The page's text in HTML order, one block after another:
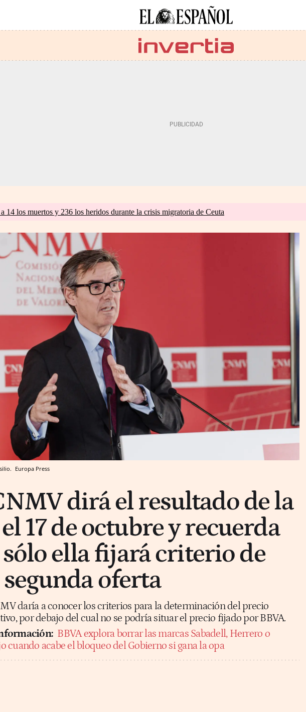
14 los muertos y 236 los heridos durante la crisis migratoria de Ceuta
Europa Press
dirá el resultado de la
17 de octubre y recuerda
ella fijará criterio de
oferta
daría a conocer los criterios para la determinación del precio
por debajo del cual no se podría situar el precio fijado por BBVA.
BBVA explora borrar las marcas Sabadell, Herrero o
cuando acabe el bloqueo del Gobierno si gana la opa